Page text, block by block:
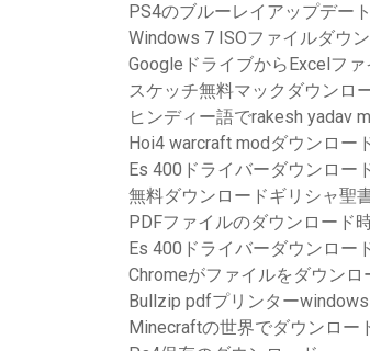
PS4のブルーレイアップデー
Windows 7 ISOファイルダウ
GoogleドライブからExcelフ
スケッチ無料マックダウンロ
ヒンディー語でrakesh yadav
Hoi4 warcraft modダウンロー
Es 400ドライバーダウンロー
無料ダウンロードギリシャ聖
PDFファイルのダウンロード
Es 400ドライバーダウンロー
Chromeがファイルをダウン
Bullzip pdfプリンター
Minecraftの世界でダウンロー